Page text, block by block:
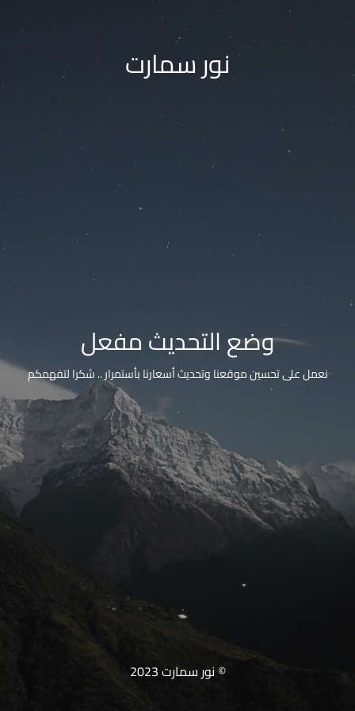
نور سمارت
وضع التحديث مفعل
نعمل على تحسين موقعنا وتحديث أسعارنا بأستمرار .. شكرا لتفهمكم
© نور سمارت 2023